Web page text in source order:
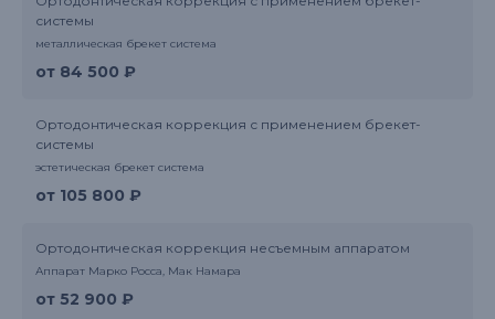
системы
металлическая брекет система
от 84 500 ₽
Ортодонтическая коррекция с применением брекет-
системы
эстетическая брекет система
от 105 800 ₽
Ортодонтическая коррекция несъемным аппаратом
Аппарат Марко Росса, Мак Намара
от 52 900 ₽